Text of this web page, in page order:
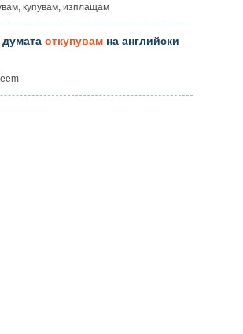
купувам, изплащам
откупувам на английски